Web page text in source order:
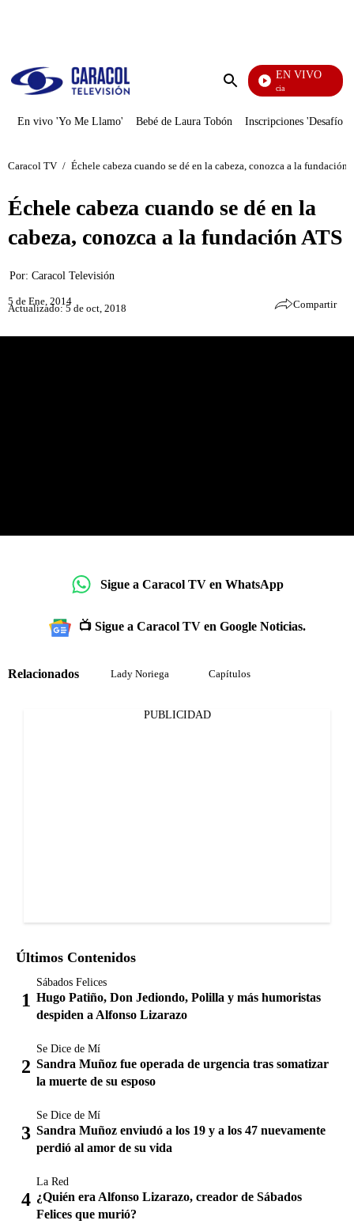
Enviar
EN VIVO
Tour De Francia
En vivo 'Yo Me Llamo' Bebé de Laura Tobón Inscripciones 'Desafío'
Caracol TV / Échele cabeza cuando se dé en la cabeza, conozca a la fundación
Échele cabeza cuando se dé en la
cabeza, conozca a la fundación ATS
Por: Caracol Televisión
5 de Ene, 2014
Actualizado: 5 de oct, 2018 Compartir
Sigue a Caracol TV en WhatsApp
📺 Sigue a Caracol TV en Google Noticias.
Relacionados Lady Noriega Capítulos
PUBLICIDAD
Últimos Contenidos
Sábados Felices
Hugo Patiño, Don Jediondo, Polilla y más humoristas
despiden a Alfonso Lizarazo
Se Dice de Mí
Sandra Muñoz fue operada de urgencia tras somatizar
la muerte de su esposo
Se Dice de Mí
Sandra Muñoz enviudó a los 19 y a los 47 nuevamente
perdió al amor de su vida
La Red
¿Quién era Alfonso Lizarazo, creador de Sábados
Felices que murió?